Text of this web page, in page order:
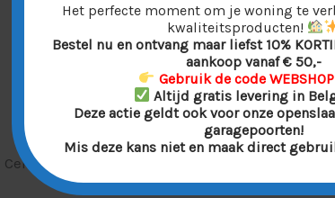
Het perfecte moment om je woning te
kwaliteitsproducten!
Bestel nu en ontvang maar liefst 10%
aankoop vanaf € 50,-
Gebruik de code
Altijd gratis levering in
Deze actie geldt ook voor onze
garagepoorten!
Mis deze kans niet en maak direct